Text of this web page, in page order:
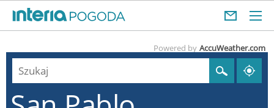
Powered by AccuWeather.com